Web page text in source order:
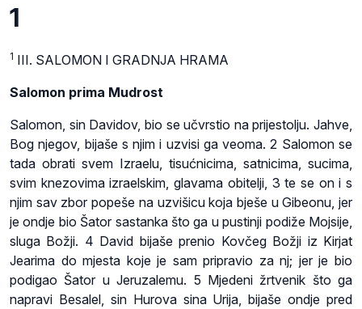
1
1 III. SALOMON I GRADNJA HRAMA
Salomon prima Mudrost
Salomon, sin Davidov, bio se učvrstio na prijestolju. Jahve,
Bog njegov, bijaše s njim i uzvisi ga veoma. 2 Salomon se
tada obrati svem Izraelu, tisućnicima, satnicima, sucima,
svim knezovima izraelskim, glavama obitelji, 3 te se on i s
njim sav zbor popeše na uzvišicu koja bješe u Gibeonu, jer
je ondje bio Šator sastanka što ga u pustinji podiže Mojsije,
sluga Božji. 4 David bijaše prenio Kovčeg Božji iz Kirjat
Jearima do mjesta koje je sam pripravio za nj; jer je bio
podigao Šator u Jeruzalemu. 5 Mjedeni žrtvenik što ga
napravi Besalel, sin Hurova sina Urija, bijaše ondje pred